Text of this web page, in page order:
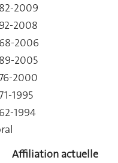
2009
2008
2006
2005
2000
1995
1994
Affiliation actuelle